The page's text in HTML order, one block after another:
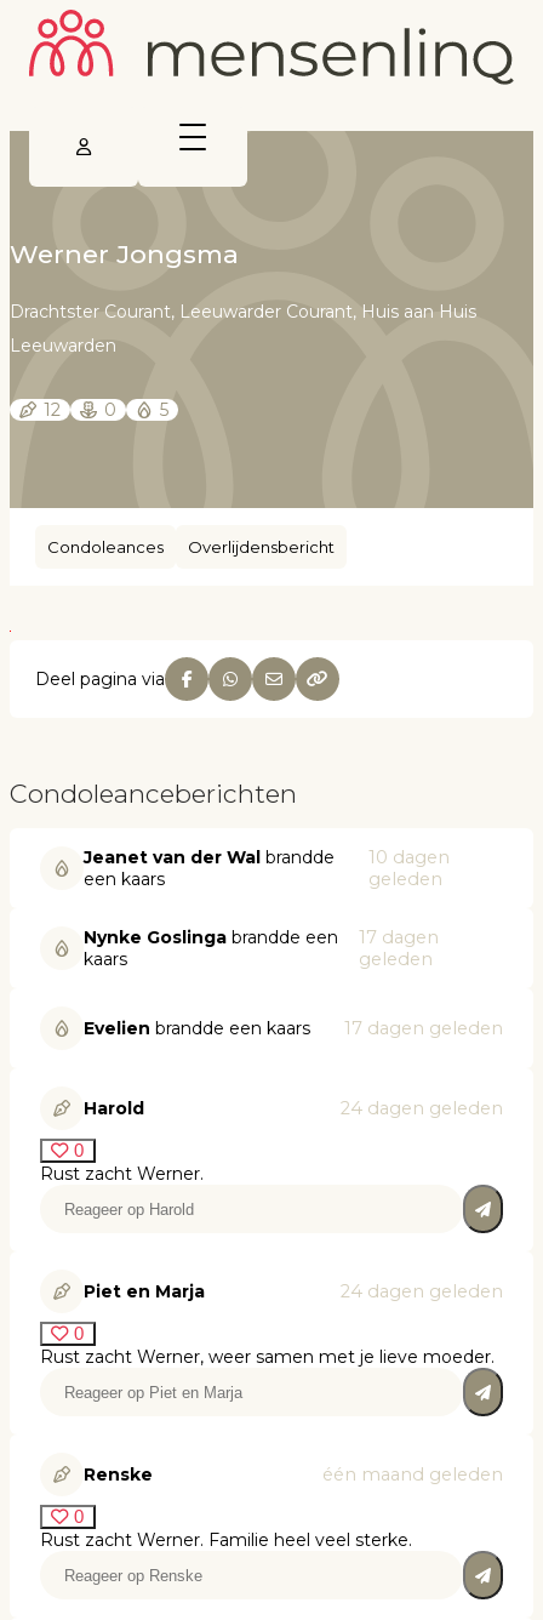
Werner Jongsma
Drachtster Courant, Leeuwarder Courant, Huis aan Huis
Leeuwarden
12 0 5
Condoleances Overlijdensbericht
Deel pagina via
Condoleanceberichten
Jeanet van der Wal brandde
een kaars
10 dagen
geleden
Nynke Goslinga brandde een
kaars
17 dagen
geleden
Evelien brandde een kaars 17 dagen geleden
Harold 24 dagen geleden
0
Rust zacht Werner.
Piet en Marja 24 dagen geleden
0
Rust zacht Werner, weer samen met je lieve moeder.
Renske één maand geleden
0
Rust zacht Werner. Familie heel veel sterke.